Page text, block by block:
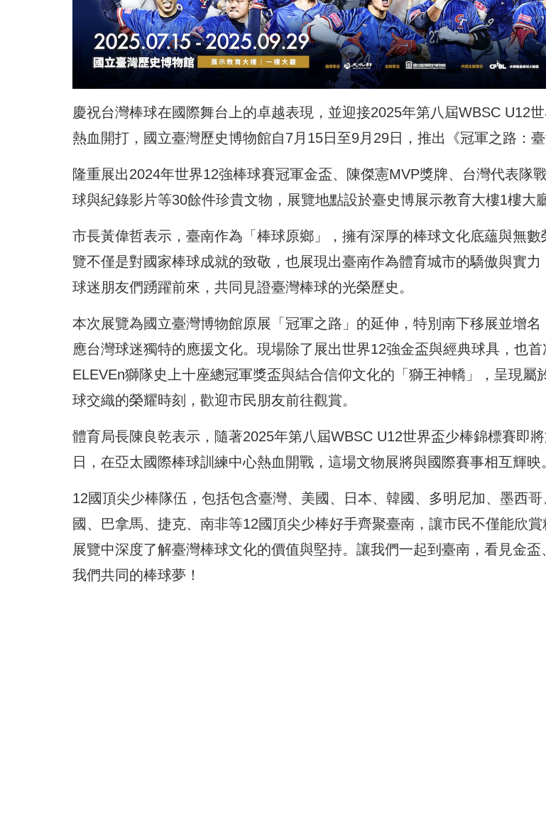
慶祝台灣棒球在國際舞台上的卓越表現，並迎接2025年第八屆WBSC U12
熱血開打，國立臺灣歷史博物館自7月15日至9月29日，推出《冠軍之路：臺
隆重展出2024年世界12強棒球賽冠軍金盃、陳傑憲MVP獎牌、台灣代表隊
球與紀錄影片等30餘件珍貴文物，展覽地點設於臺史博展示教育大樓1樓大廳
市長黃偉哲表示，臺南作為「棒球原鄉」，擁有深厚的棒球文化底蘊與無數
覽不僅是對國家棒球成就的致敬，也展現出臺南作為體育城市的驕傲與實
球迷朋友們踴躍前來，共同見證臺灣棒球的光榮歷史。
本次展覽為國立臺灣博物館原展「冠軍之路」的延伸，特別南下移展並增
應台灣球迷獨特的應援文化。現場除了展出世界12強金盃與經典球具，也
ELEVEn獅隊史上十座總冠軍獎盃與結合信仰文化的「獅王神轎」，呈現屬
球交織的榮耀時刻，歡迎市民朋友前往觀賞。
體育局長陳良乾表示，隨著2025年第八屆WBSC U12世界盃少棒錦標賽即
日，在亞太國際棒球訓練中心熱血開戰，這場文物展將與國際賽事相互輝映
12國頂尖少棒隊伍，包括包含臺灣、美國、日本、韓國、多明尼加、墨西
國、巴拿馬、捷克、南非等12國頂尖少棒好手齊聚臺南，讓市民不僅能欣
展覽中深度了解臺灣棒球文化的價值與堅持。讓我們一起到臺南，看見金盃
我們共同的棒球夢！